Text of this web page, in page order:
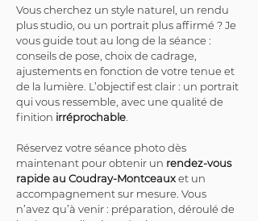
Vous cherchez un style naturel, un rendu
plus studio, ou un portrait plus affirmé ? Je
vous guide tout au long de la séance :
conseils de pose, choix de cadrage,
ajustements en fonction de votre tenue et
de la lumière. L’objectif est clair : un portrait
qui vous ressemble, avec une qualité de
finition irréprochable
Réservez votre séance photo dès
maintenant pour obtenir un rendez-vous
rapide au Coudray-Montceaux et un
accompagnement sur mesure. Vous
n’avez qu’à venir : préparation, déroulé de